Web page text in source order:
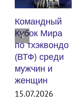
Командный
Кубок Мира
по тхэквондо
(ВТФ) среди
мужчин и
женщин
15.07.2026